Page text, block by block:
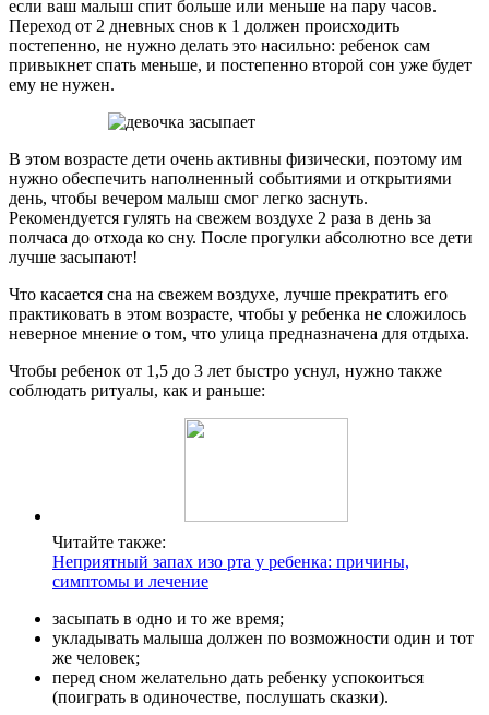
если ваш малыш спит больше или меньше на пару часов.
Переход от 2 дневных снов к 1 должен происходить
постепенно, не нужно делать это насильно: ребенок сам
привыкнет спать меньше, и постепенно второй сон уже будет
ему не нужен.
В этом возрасте дети очень активны физически, поэтому им
нужно обеспечить наполненный событиями и открытиями
день, чтобы вечером малыш смог легко заснуть.
Рекомендуется гулять на свежем воздухе 2 раза в день за
полчаса до отхода ко сну. После прогулки абсолютно все дети
лучше засыпают!
Что касается сна на свежем воздухе, лучше прекратить его
практиковать в этом возрасте, чтобы у ребенка не сложилось
неверное мнение о том, что улица предназначена для отдыха.
Чтобы ребенок от 1,5 до 3 лет быстро уснул, нужно также
соблюдать ритуалы, как и раньше:
Читайте также:
Неприятный запах изо рта у ребенка: причины,
симптомы и лечение
засыпать в одно и то же время;
укладывать малыша должен по возможности один и тот
же человек;
перед сном желательно дать ребенку успокоиться
(поиграть в одиночестве, послушать сказки).